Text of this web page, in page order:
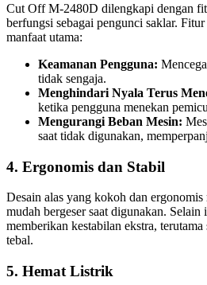
Cut Off M-2480D dilengkapi dengan
berfungsi sebagai pengunci saklar.
manfaat utama:
Keamanan Pengguna:
tidak sengaja.
Menghindari Nyala Terus
ketika pengguna menekan
Mengurangi Beban Mesin:
saat tidak digunakan,
4. Ergonomis dan Stabil
Desain alas yang kokoh dan
mudah bergeser saat digunakan.
memberikan kestabilan ekstra,
tebal.
5. Hemat Listrik